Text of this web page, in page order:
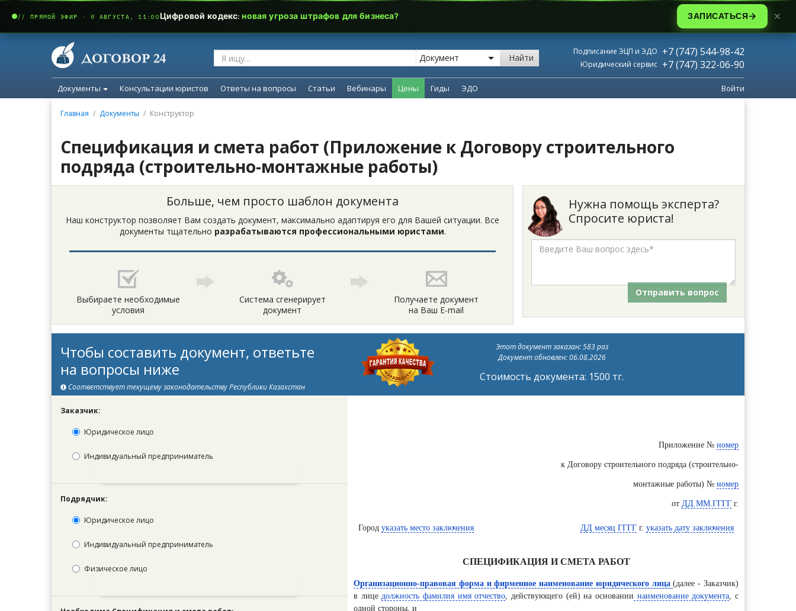
Найти
Подписание ЭЦП и ЭДО +7 (747) 544-98-42
Юридический сервис +7 (747) 322-06-90
Документы Консультации юристов Ответы на вопросы Статьи Вебинары Цены Гиды ЭДО Войти
Главная Документы Конструктор
Спецификация и смета работ (Приложение к Договору строительного
подряда (строительно-монтажные работы)
Больше, чем просто шаблон документа
Наш конструктор позволяет Вам создать документ, максимально адаптируя его для Вашей ситуации. Все
документы тщательно разрабатываются профессиональными юристами.
Выбираете необходимые
условия
Система сгенерирует
документ
Получаете документ
на Ваш E-mail
Нужна помощь эксперта?
Спросите юриста!
Отправить вопрос
Чтобы составить документ, ответьте
на вопросы ниже
Соответствует текущему законодательству Республики Казахстан
Этот документ заказан: 583 раз
Документ обновлен: 06.08.2026
Стоимость документа: 1500 тг.
Заказчик:
Юридическое лицо
Индивидуальный предприниматель
Подрядчик:
Юридическое лицо
Индивидуальный предприниматель
Физическое лицо
Приложение № номер
к Договору строительного подряда (строительно-
монтажные работы) № номер
от ДД.ММ.ГГГГ г.
Город указать место заключения ДД месяц ГГГГ г. указать дату заключения
СПЕЦИФИКАЦИЯ И СМЕТА РАБОТ
Организационно-правовая форма и фирменное наименование юридического лица (далее - Заказчик)
в лицедолжность фамилия имя отчество, действующего (ей) на основании наименование документа, с
одной стороны, и
// ПРЯМОЙ ЭФИР · 6 АВГУСТА, 11:00Цифровой кодекс:новая угроза штрафов для бизнеса? ЗАПИСАТЬСЯ